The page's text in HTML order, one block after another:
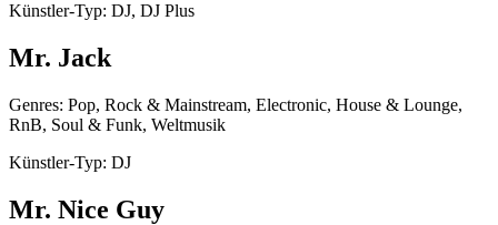
Künstler-Typ: DJ, DJ Plus
Mr. Jack
Genres: Pop, Rock & Mainstream, Electronic, House & Lounge,
RnB, Soul & Funk, Weltmusik
Künstler-Typ: DJ
Mr. Nice Guy